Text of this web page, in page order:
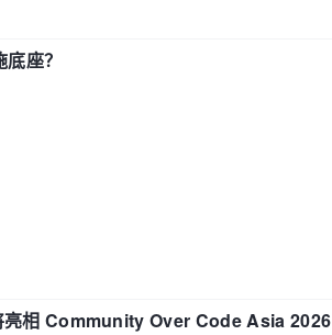
座？
相 Community Over Code Asia 2026